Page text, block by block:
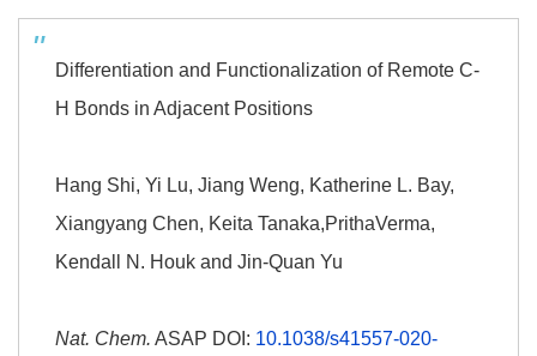
Differentiation and Functionalization of Remote C-
H Bonds in Adjacent Positions
Hang Shi, Yi Lu, Jiang Weng, Katherine L. Bay,
Xiangyang Chen, Keita Tanaka,PrithaVerma,
Kendall N. Houk and Jin-Quan Yu
Nat. Chem. ASAP DOI: 10.1038/s41557-020-